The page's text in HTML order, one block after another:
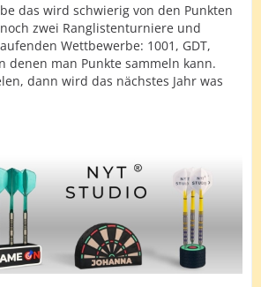
das wird schwierig von den Punkten
zwei Ranglistenturniere und
Wettbewerbe: 1001, GDT,
denen man Punkte sammeln kann.
dann wird das nächstes Jahr was